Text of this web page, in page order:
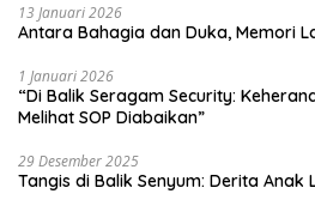
13 Januari 2026
Antara Bahagia dan Duka, Memori
1 Januari 2026
“Di Balik Seragam Security:
Melihat SOP Diabaikan”
29 Desember 2025
Tangis di Balik Senyum: Derita Anak